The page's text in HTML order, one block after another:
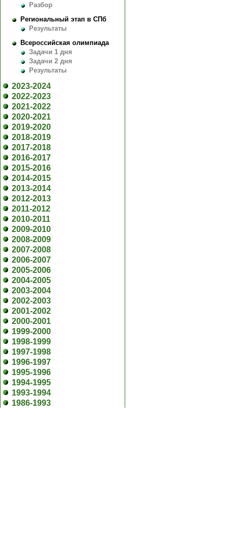
Разбор
Региональный этап в СПб
Результаты
Всероссийская олимпиада
Задачи 1 дня
Задачи 2 дня
Результаты
2023-2024
2022-2023
2021-2022
2020-2021
2019-2020
2018-2019
2017-2018
2016-2017
2015-2016
2014-2015
2013-2014
2012-2013
2011-2012
2010-2011
2009-2010
2008-2009
2007-2008
2006-2007
2005-2006
2004-2005
2003-2004
2002-2003
2001-2002
2000-2001
1999-2000
1998-1999
1997-1998
1996-1997
1995-1996
1994-1995
1993-1994
1986-1993